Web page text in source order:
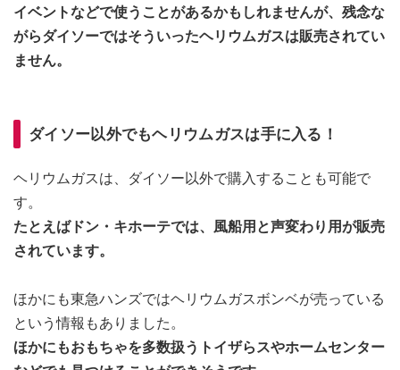
イベントなどで使うことがあるかもしれませんが、残念な
がらダイソーではそういったヘリウムガスは販売されてい
ません。
ダイソー以外でもヘリウムガスは手に入る！
ヘリウムガスは、ダイソー以外で購入することも可能で
す。
たとえばドン・キホーテでは、風船用と声変わり用が販売
されています。
ほかにも東急ハンズではヘリウムガスボンベが売っている
という情報もありました。
ほかにもおもちゃを多数扱うトイザらスやホームセンター